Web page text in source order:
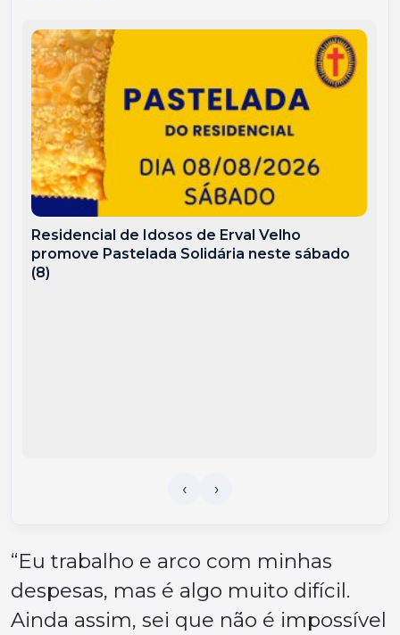
Residencial de Idosos de Erval Velho
promove Pastelada Solidária neste sábado
(8)
“Eu trabalho e arco com minhas
despesas, mas é algo muito difícil.
Ainda assim, sei que não é impossível